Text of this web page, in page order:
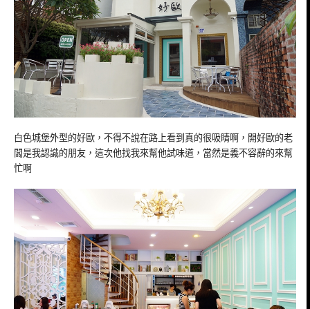
白色城堡外型的好歐，不得不說在路上看到真的很吸睛啊，開好歐的老
闆是我認識的朋友，這次他找我來幫他試味道，當然是義不容辭的來幫
忙啊